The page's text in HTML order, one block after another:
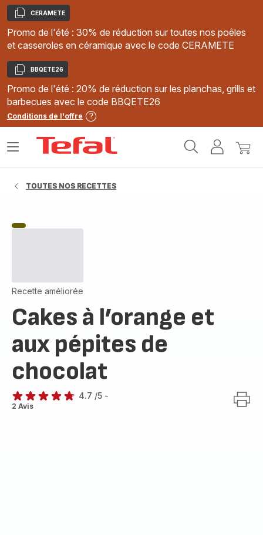
Copier
CERAMETE
Promo de l'été : 30% de réduction sur toutes nos poêles
et casseroles en céramique avec le code CERAMETE
Copier
BBQETE26
Promo de l'été : 20% de réduction sur les planchas, grills et
barbecues avec le code BBQETE26
Conditions de l'offre
MonMon
Ouvrir
TOUTES NOS RECETTES
Recette améliorée
Cakes à l’orange et
aux pépites de
chocolat
ratings.4.7
4.7 /5 -
2 Avis